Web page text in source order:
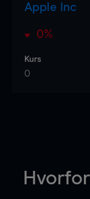
Apple Inc
0%
Kurs
0